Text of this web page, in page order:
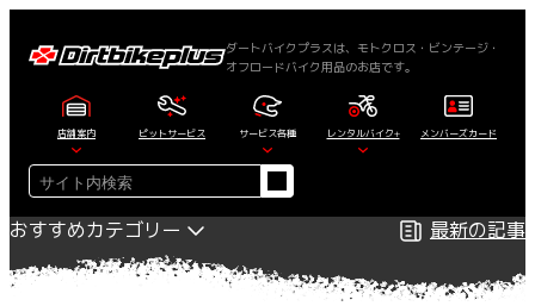
ダートバイクプラスは、モトクロス・ビンテージ・
オフロードバイク用品のお店です。
店舗案内 ピットサービス サービス各種 レンタルバイク+ メンバーズカード
検
索
おすすめカテゴリー
最新の記事